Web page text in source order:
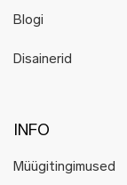
Blogi
Disainerid
INFO
Müügitingimused